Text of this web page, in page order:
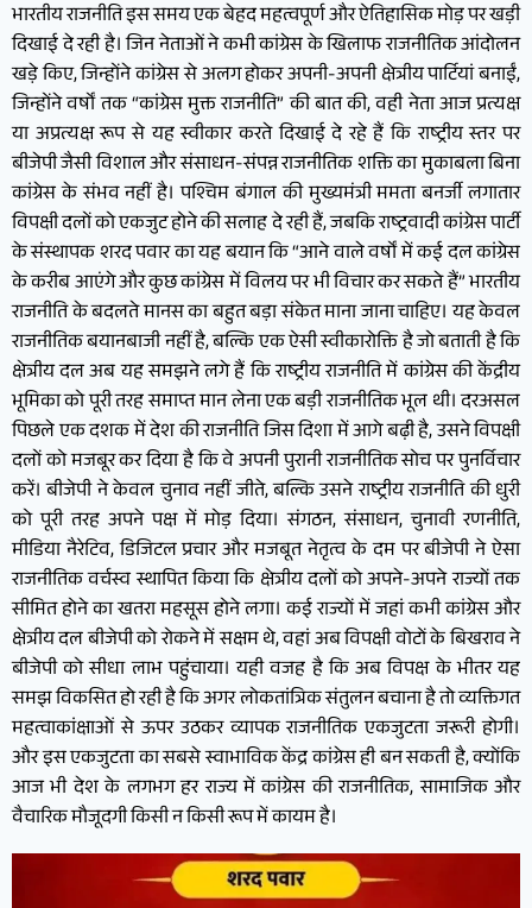
भारतीय राजनीति इस समय एक बेहद महत्वपूर्ण और ऐतिहासिक मोड़ पर खड़ी
दिखाई दे रही है। जिन नेताओं ने कभी कांग्रेस के खिलाफ राजनीतिक आंदोलन
खड़े किए, जिन्होंने कांग्रेस से अलग होकर अपनी-अपनी क्षेत्रीय पार्टियां बनाईं,
जिन्होंने वर्षों तक “कांग्रेस मुक्त राजनीति” की बात की, वही नेता आज प्रत्यक्ष
या अप्रत्यक्ष रूप से यह स्वीकार करते दिखाई दे रहे हैं कि राष्ट्रीय स्तर पर
बीजेपी जैसी विशाल और संसाधन-संपन्न राजनीतिक शक्ति का मुकाबला बिना
कांग्रेस के संभव नहीं है। पश्चिम बंगाल की मुख्यमंत्री ममता बनर्जी लगातार
विपक्षी दलों को एकजुट होने की सलाह दे रही हैं, जबकि राष्ट्रवादी कांग्रेस पार्टी
के संस्थापक शरद पवार का यह बयान कि “आने वाले वर्षों में कई दल कांग्रेस
के करीब आएंगे और कुछ कांग्रेस में विलय पर भी विचार कर सकते हैं” भारतीय
राजनीति के बदलते मानस का बहुत बड़ा संकेत माना जाना चाहिए। यह केवल
राजनीतिक बयानबाजी नहीं है, बल्कि एक ऐसी स्वीकारोक्ति है जो बताती है कि
क्षेत्रीय दल अब यह समझने लगे हैं कि राष्ट्रीय राजनीति में कांग्रेस की केंद्रीय
भूमिका को पूरी तरह समाप्त मान लेना एक बड़ी राजनीतिक भूल थी। दरअसल
पिछले एक दशक में देश की राजनीति जिस दिशा में आगे बढ़ी है, उसने विपक्षी
दलों को मजबूर कर दिया है कि वे अपनी पुरानी राजनीतिक सोच पर पुनर्विचार
करें। बीजेपी ने केवल चुनाव नहीं जीते, बल्कि उसने राष्ट्रीय राजनीति की धुरी
को पूरी तरह अपने पक्ष में मोड़ दिया। संगठन, संसाधन, चुनावी रणनीति,
मीडिया नैरेटिव, डिजिटल प्रचार और मजबूत नेतृत्व के दम पर बीजेपी ने ऐसा
राजनीतिक वर्चस्व स्थापित किया कि क्षेत्रीय दलों को अपने-अपने राज्यों तक
सीमित होने का खतरा महसूस होने लगा। कई राज्यों में जहां कभी कांग्रेस और
क्षेत्रीय दल बीजेपी को रोकने में सक्षम थे, वहां अब विपक्षी वोटों के बिखराव ने
बीजेपी को सीधा लाभ पहुंचाया। यही वजह है कि अब विपक्ष के भीतर यह
समझ विकसित हो रही है कि अगर लोकतांत्रिक संतुलन बचाना है तो व्यक्तिगत
महत्वाकांक्षाओं से ऊपर उठकर व्यापक राजनीतिक एकजुटता जरूरी होगी।
और इस एकजुटता का सबसे स्वाभाविक केंद्र कांग्रेस ही बन सकती है, क्योंकि
आज भी देश के लगभग हर राज्य में कांग्रेस की राजनीतिक, सामाजिक और
वैचारिक मौजूदगी किसी न किसी रूप में कायम है।